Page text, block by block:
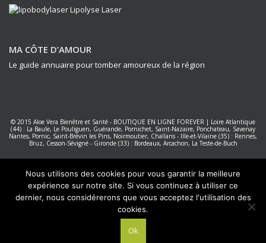
MA CÔTE D’AMOUR
Le guide annuaire pour tomber amoureux de la région
© 2015 Aloe Vera Bienêtre et Santé - BOUTIQUE EN LIGNE FOREVER | Loire Atlantique
(44) : La Baule, Le Pouliguen, Guérande, Pornichet, Saint-Nazaire, Ponchateau, Savenay
Nantes, Pornic, Saint-Brévin les Pins, Noirmoutier, Challans - Ille-et-Vilaine (35) : Rennes,
Bruz, Cesson-Sévigné- Gironde (33) : Bordeaux, Arcachon, La Teste-de-Buch
Nous utilisons des cookies pour vous garantir la meilleure
expérience sur notre site. Si vous continuez à utiliser ce
dernier, nous considérerons que vous acceptez l'utilisation des
cookies.
Ok